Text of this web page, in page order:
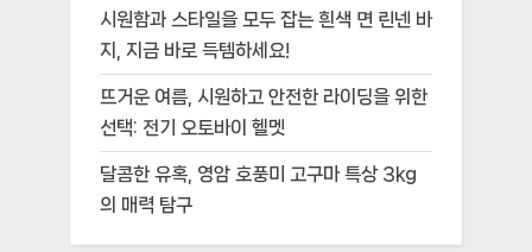
시원함과 스타일을 모두 잡는 흰색 면 린넨 바
지, 지금 바로 득템하세요!
뜨거운 여름, 시원하고 안전한 라이딩을 위한
선택: 전기 오토바이 헬멧
달콤한 유혹, 영암 호풍미 고구마 특상 3kg
의 매력 탐구